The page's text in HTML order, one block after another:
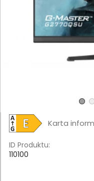
Karta
ID Produktu:
110100